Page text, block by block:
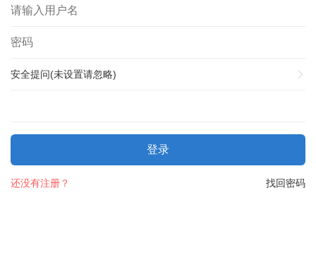
安全提问(未设置请忽略)
登录
找回密码
还没有注册？